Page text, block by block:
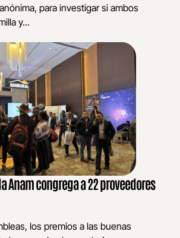
para investigar si ambos
y...
Anam congrega a 22 proveedores
los premios a las buenas